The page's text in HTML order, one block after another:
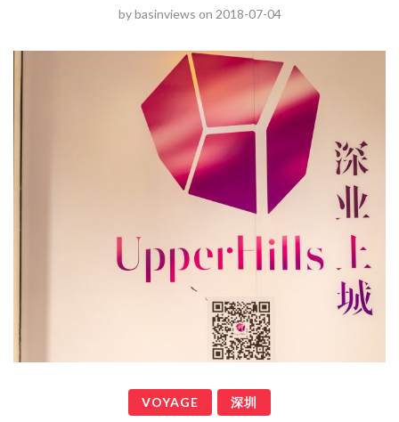
bybasinviews on 2018-07-04
VOYAGE 深圳